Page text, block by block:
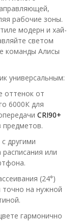
рабочие зоны.
модерн и хай-
светом
команды Алисы
универсальным:
оттенок от
6000К для
CRI90+
предметов.
другими
или
(24°)
точно на нужной
гармонично